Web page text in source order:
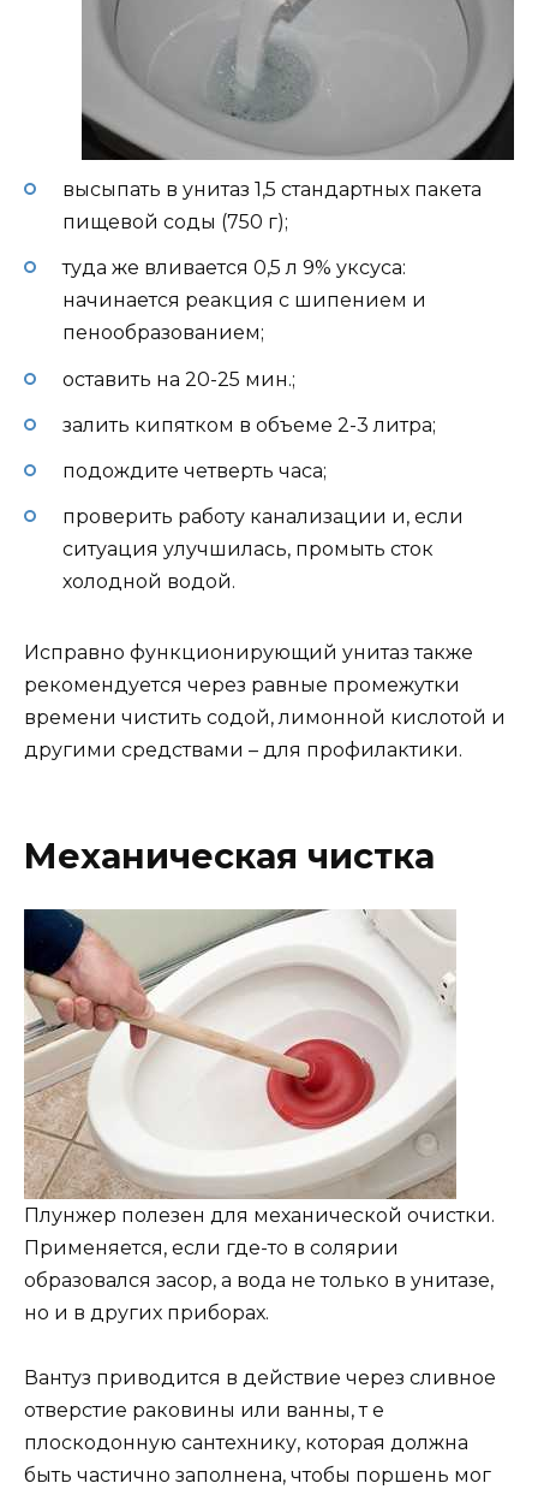
высыпать в унитаз 1,5 стандартных пакета
пищевой соды (750 г);
туда же вливается 0,5 л 9% уксуса:
начинается реакция с шипением и
пенообразованием;
оставить на 20-25 мин.;
залить кипятком в объеме 2-3 литра;
подождите четверть часа;
проверить работу канализации и, если
ситуация улучшилась, промыть сток
холодной водой.
Исправно функционирующий унитаз также
рекомендуется через равные промежутки
времени чистить содой, лимонной кислотой и
другими средствами – для профилактики.
Механическая чистка
Плунжер полезен для механической очистки.
Применяется, если где-то в солярии
образовался засор, а вода не только в унитазе,
но и в других приборах.
Вантуз приводится в действие через сливное
отверстие раковины или ванны, т е
плоскодонную сантехнику, которая должна
быть частично заполнена, чтобы поршень мог